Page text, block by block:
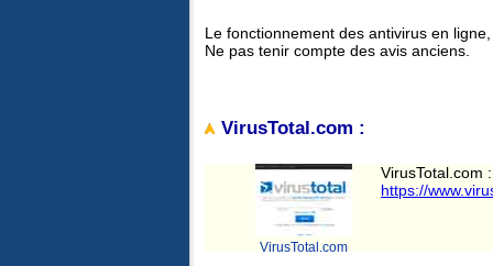
Le fonctionnement des antivirus en
Ne pas tenir compte des avis anciens.
VirusTotal.com :
VirusTotal.com
VirusTotal.com :
https://